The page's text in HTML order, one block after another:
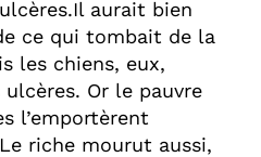
aurait bien
ce qui tombait de la
les chiens, eux,
Or le pauvre
l’emportèrent
riche mourut aussi,